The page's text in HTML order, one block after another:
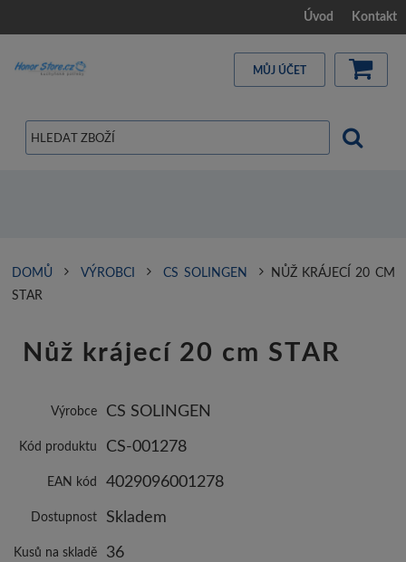
Úvod Kontakt
MŮJ ÚČET
DOMŮ VÝROBCI CS SOLINGEN
NŮŽ KRÁJECÍ 20 CM
STAR
Nůž krájecí 20 cm STAR
Výrobce CS SOLINGEN
Kód produktu CS-001278
EAN kód 4029096001278
Dostupnost Skladem
Kusů na skladě 36